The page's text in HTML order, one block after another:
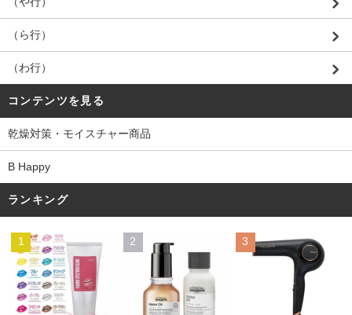
（ら行）
（わ行）
コンテンツを見る
乾燥対策・モイスチャー商品
B Happy
ランキング
1 2 3